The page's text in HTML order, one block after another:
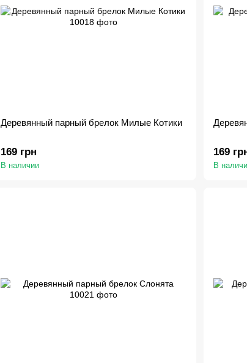
Деревянный парный брелок Милые Котики
169 грн
В наличии
169
В